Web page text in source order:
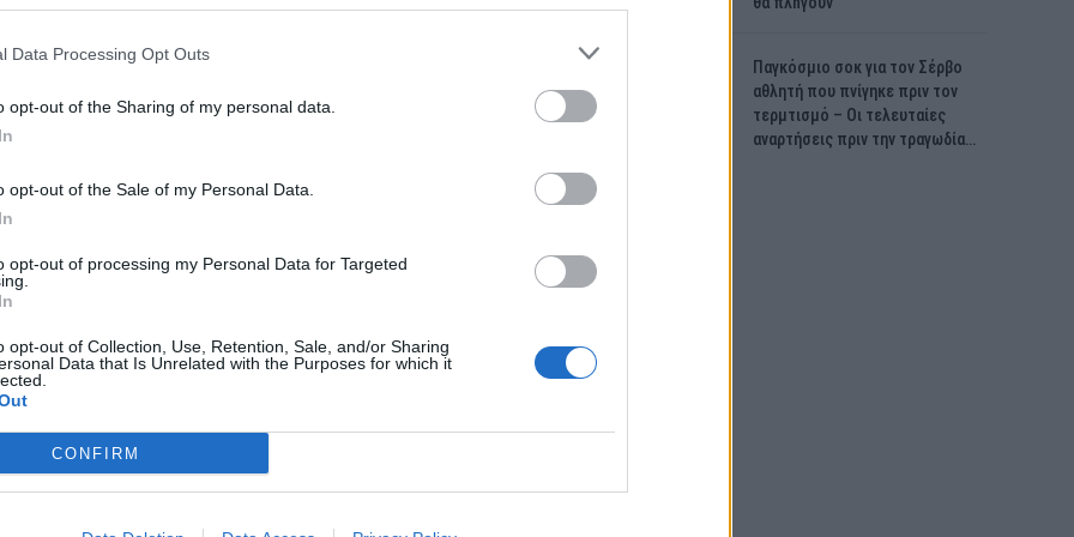
Data Processing Opt Outs
opt-out of the Sharing of my personal data.
opt-out of the Sale of my Personal Data.
opt-out of processing my Personal Data for Targeted
opt-out of Collection, Use, Retention, Sale, and/or Sharing
Data that Is Unrelated with the Purposes for which it
CONFIRM
εξέλαβα εγώ, ως Τίνα, σε μια καθ’
ότι την άκουσα μουδιασμένη και
όλοι μας».
πως ήταν χαμογελαστή ή χαλαρή.
με την Όλγα Τρέμη δυο κουβέντες
ούτε να διασκεδάζει.
που έχει δεχθεί κατά καιρούς
όλη αυτή η κατάσταση και είναι σε
αυτό κι άλλη περαιτέρω
Παγκόσμιο σοκ για τον Σέρβο
αθλητή που πνίγηκε πριν τον
τερμτισμό – Οι τελευταίες
αναρτήσεις πριν την τραγωδία…